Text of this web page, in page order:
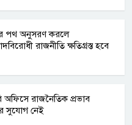
পথ অনুসরণ করলে
রাজনীতি ক্ষতিগ্রস্ত হবে
অফিসে রাজনৈতিক প্রভাব
সুযোগ নেই